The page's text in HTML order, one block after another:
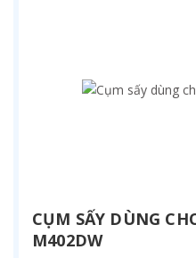
CỤM SẤY DÙNG
M402DW